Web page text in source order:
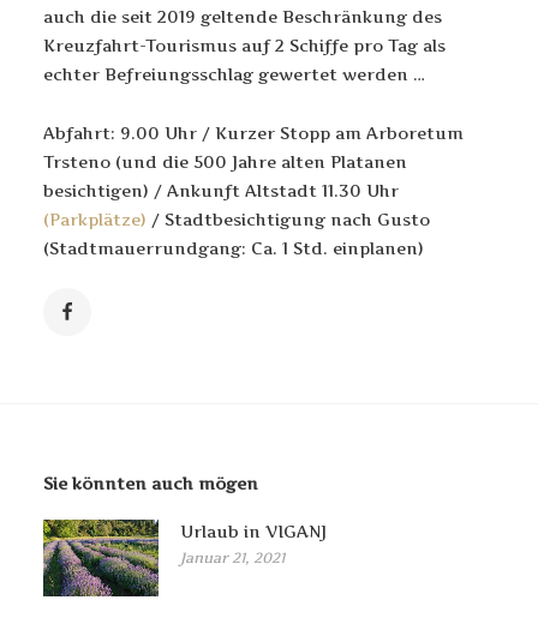
auch die seit 2019 geltende Beschränkung des
Kreuzfahrt-Tourismus auf 2 Schiffe pro Tag als
echter Befreiungsschlag gewertet werden …
Abfahrt: 9.00 Uhr / Kurzer Stopp am Arboretum
Trsteno (und die 500 Jahre alten Platanen
besichtigen) / Ankunft Altstadt 11.30 Uhr
(Parkplätze) / Stadtbesichtigung nach Gusto
(Stadtmauerrundgang: Ca. 1 Std. einplanen)
Sie könnten auch mögen
Urlaub in VIGANJ
Januar 21, 2021